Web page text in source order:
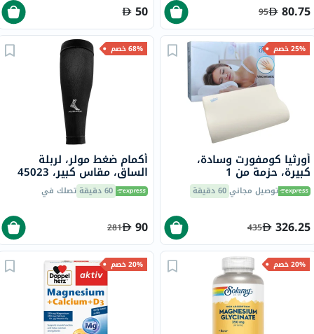
80.75
95
50
25% خصم
أورثيا كومفورت وسادة،
كبيرة، حزمة من 1
توصيل مجاني60 دقيقة
326.25
435
68% خصم
أكمام ضغط مولر، لربلة
الساق، مقاس كبير، 45023
60 دقيقة تصلك في
90
281
20% خصم 20% خصم